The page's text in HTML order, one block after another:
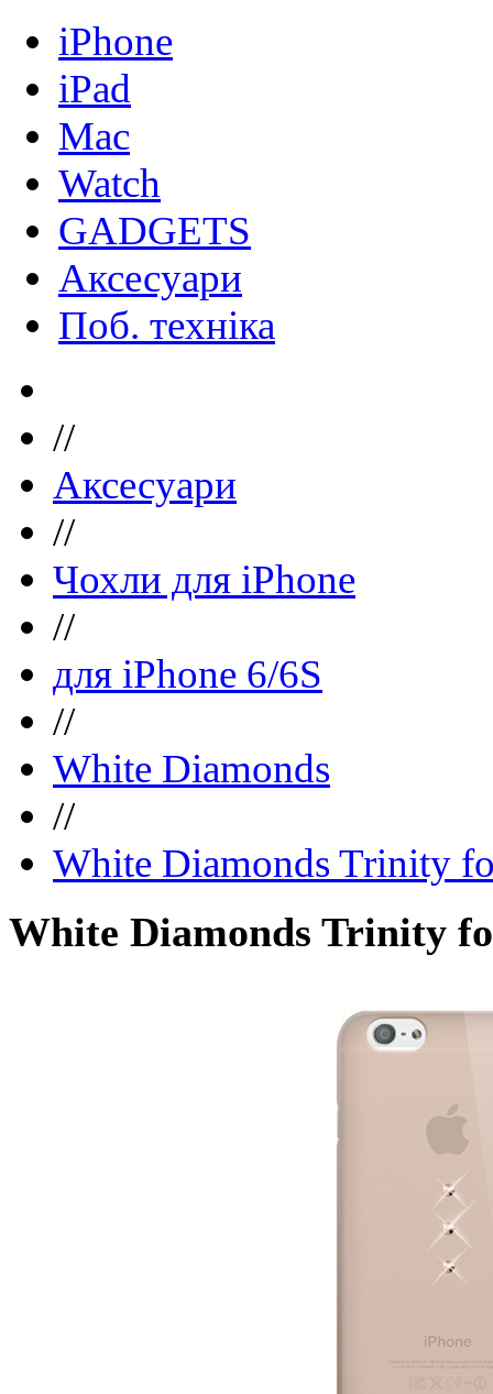
iPhone
iPad
Mac
Watch
GADGETS
Аксесуари
Поб. техніка
//
Аксесуари
//
Чохли для iPhone
//
для iPhone 6/6S
//
White Diamonds
//
White Diamonds Trinity
White Diamonds Trinity